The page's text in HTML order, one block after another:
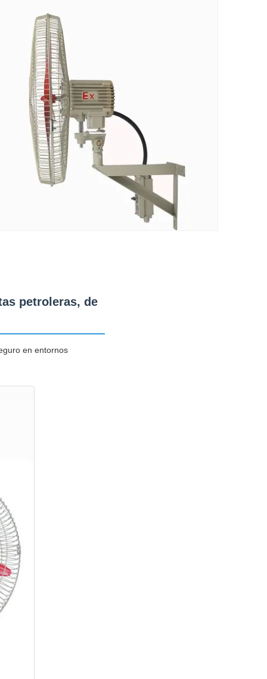
petroleras, de
en entornos